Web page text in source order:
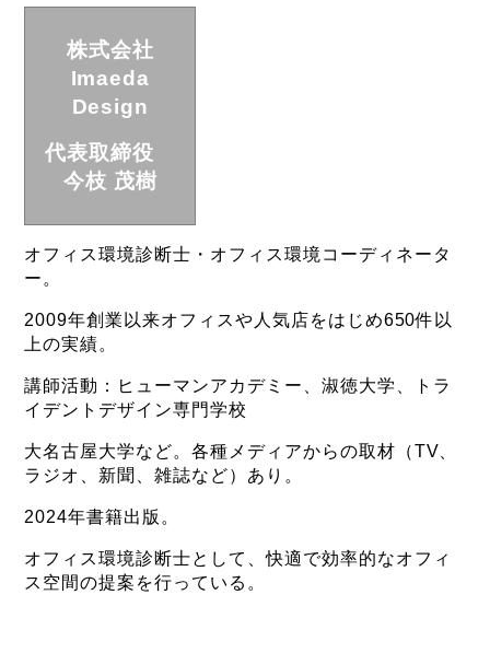
株式会社
Imaeda
Design
代表取締役
今枝 茂樹
オフィス環境診断士・オフィス環境コーディネータ
ー。
2009年創業以来オフィスや人気店をはじめ650件以
上の実績。
講師活動：ヒューマンアカデミー、淑徳大学、トラ
イデントデザイン専門学校
大名古屋大学など。各種メディアからの取材（TV、
ラジオ、新聞、雑誌など）あり。
2024年書籍出版。
オフィス環境診断士として、快適で効率的なオフィ
ス空間の提案を行っている。